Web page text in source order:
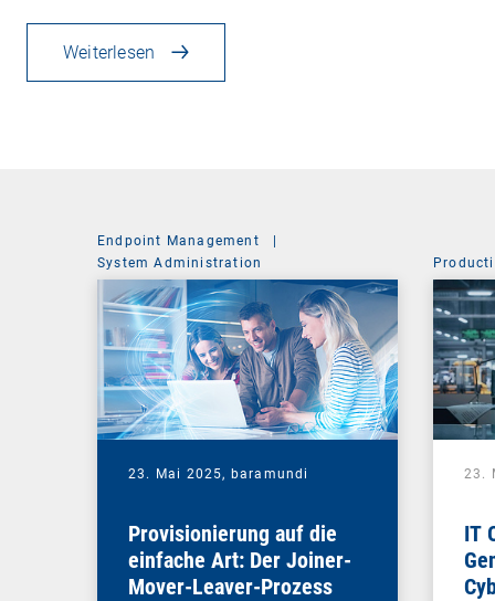
Weiterlesen
Endpoint Management
System Administration
23. Mai 2025, baramundi
Provisionierung auf die
einfache Art: Der Joiner-
Mover-Leaver-Prozess
23.
IT